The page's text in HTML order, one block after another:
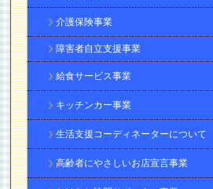
介護保険事業
障害者自立支援事業
給食サービス事業
キッチンカー事業
生活支援コーディネーターについて
高齢者にやさしいお店宣言事業